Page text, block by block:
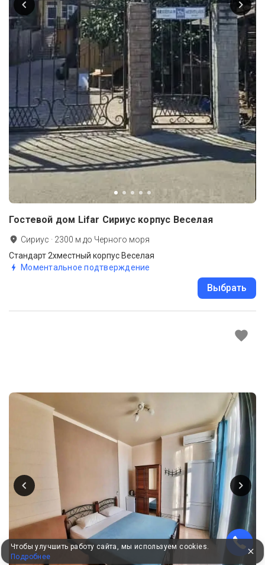
Гостевой дом Lifar Сириус корпус Веселая
Сириус · 2300 м до Черного моря
Стандарт 2хместный корпус Веселая
Моментальное подтверждение
Выбрать
Чтобы улучшить работу сайта, мы используем cookies.
Подробнее